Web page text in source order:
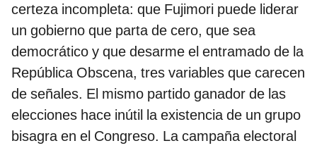
certeza incompleta: que Fujimori puede liderar
un gobierno que parta de cero, que sea
democrático y que desarme el entramado de la
República Obscena, tres variables que carecen
de señales. El mismo partido ganador de las
elecciones hace inútil la existencia de un grupo
bisagra en el Congreso. La campaña electoral